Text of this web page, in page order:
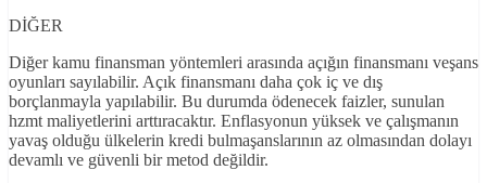
DİĞER
Diğer kamu finansman yöntemleri arasında açığın finansmanı veşans
oyunları sayılabilir. Açık finansmanı daha çok iç ve dış
borçlanmayla yapılabilir. Bu durumda ödenecek faizler, sunulan
hzmt maliyetlerini arttıracaktır. Enflasyonun yüksek ve çalışmanın
yavaş olduğu ülkelerin kredi bulmaşanslarının az olmasından dolayı
devamlı ve güvenli bir metod değildir.